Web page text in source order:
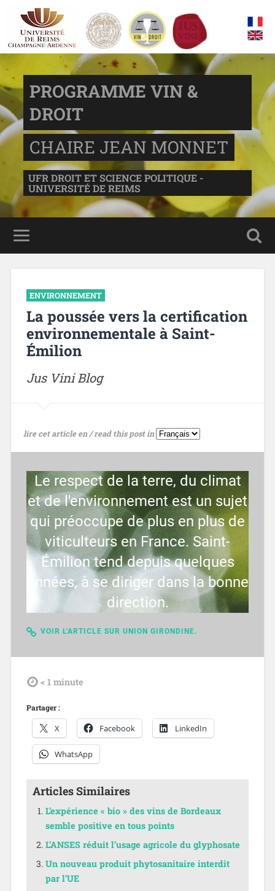
PROGRAMME VIN &
DROIT
CHAIRE JEAN MONNET
UFR DROIT ET SCIENCE POLITIQUE -
UNIVERSITÉ DE REIMS
ENVIRONNEMENT
La poussée vers la certification
environnementale à Saint-
Émilion
Jus Vini Blog
lire cet article en / read this post in
Le respect de la terre, du climat
et de l'environnement est un sujet
qui préoccupe de plus en plus de
viticulteurs en France. Saint-
Émilion tend depuis quelques
années, à se diriger dans la bonne
direction.
VOIR L'ARTICLE SUR UNION GIRONDINE.
tdl < 1 minute
Partager :
X Facebook LinkedIn
WhatsApp
Articles Similaires
L’expérience « bio » des vins de Bordeaux
semble positive en tous points
L’ANSES réduit l’usage agricole du glyphosate
Un nouveau produit phytosanitaire interdit
par l’UE